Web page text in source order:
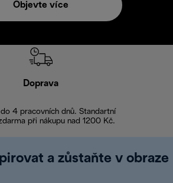
Objevte více
Doprava
do 4 pracovních dnů. Standartní
při nákupu nad 1200 Kč.
a zůstaňte v obraze